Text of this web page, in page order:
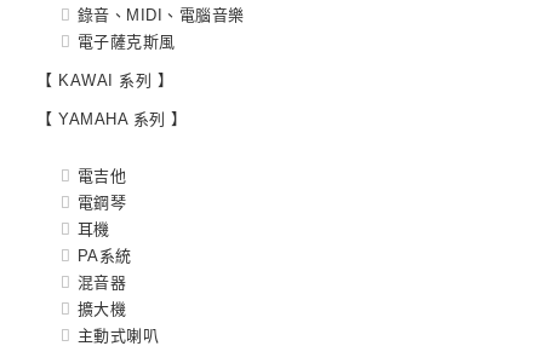
錄音、MIDI、電腦音樂
電子薩克斯風
【 KAWAI 系列 】
【 YAMAHA 系列 】
電吉他
電鋼琴
耳機
PA系統
混音器
擴大機
主動式喇叭